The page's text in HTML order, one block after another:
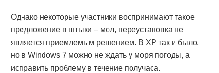
Однако некоторые участники воспринимают такое
предложение в штыки – мол, переустановка не
является приемлемым решением. В XP так и было,
но в Windows 7 можно не ждать у моря погоды, а
исправить проблему в течение получаса.